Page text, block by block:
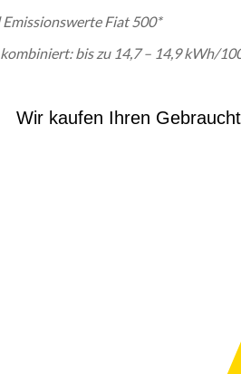
Fiat 500*
bis zu 14,7 – 14,9 kWh/
Wir kaufen Ihren